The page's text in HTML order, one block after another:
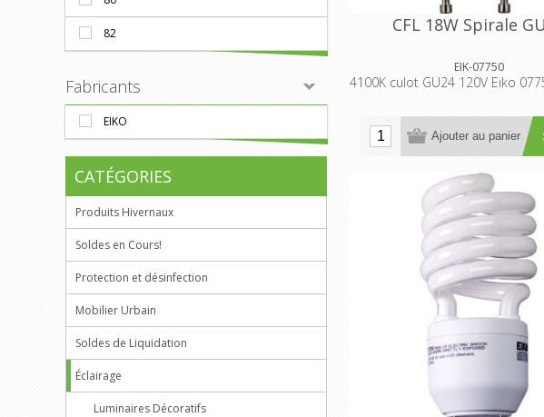
CFL 18W Spirale
EIK-07750
4100K culot GU24 120V Eiko
Ajouter au panier
82
Fabricants
EIKO
CATÉGORIES
Produits Hivernaux
Soldes en Cours!
Protection et désinfection
Mobilier Urbain
Soldes de Liquidation
Éclairage
Luminaires Décoratifs